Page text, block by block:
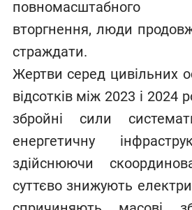
повномасштабного
вторгнення, люди
страждати.
Жертви серед цивільних
відсотків між 2023 і 2024
збройні сили
енергетичну
здійснюючи
суттєво знижують